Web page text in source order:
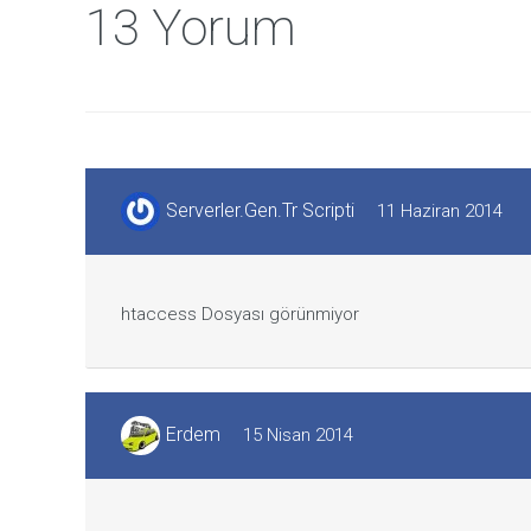
13 Yorum
Serverler.Gen.Tr Scripti 11 Haziran 2014
htaccess Dosyası görünmiyor
Erdem 15 Nisan 2014